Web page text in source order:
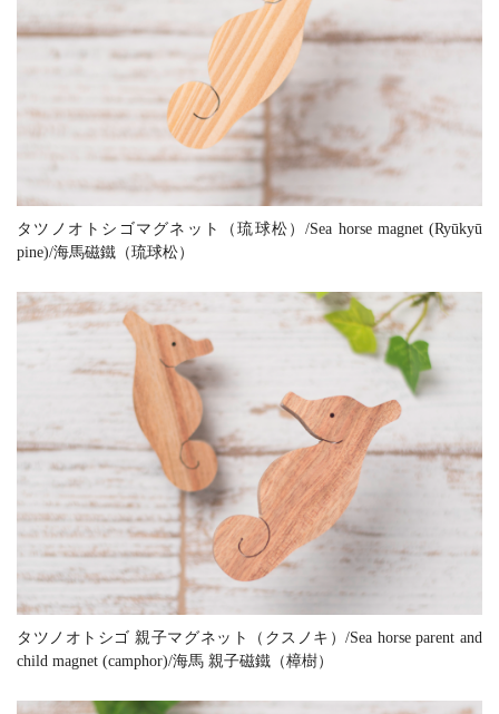
タツノオトシゴマグネット（琉球松）/Sea horse magnet (Ryūkyū
pine)/海馬磁鐵（琉球松）
タツノオトシゴ 親子マグネット（クスノキ）/Sea horse parent and
child magnet (camphor)/海馬 親子磁鐵（樟樹）